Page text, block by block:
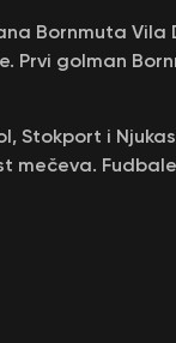
Bornmuta Vila
Prvi golman
Stokport i
mečeva.